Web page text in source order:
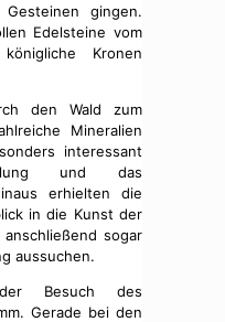
gingen.
Edelsteine vom
Kronen
den Wald zum
Mineralien
interessant
und das
erhielten die
in die Kunst der
sogar
aussuchen.
Besuch des
Gerade bei den